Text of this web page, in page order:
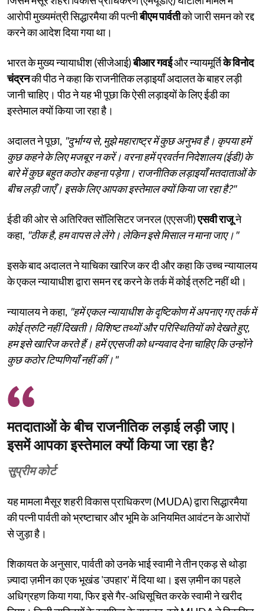
आरोपी मुख्यमंत्री सिद्धारमैया की पत्नीबीएम पार्वतीको जारी समन को रद्द
करने का आदेश दिया गया था।
भारत के मुख्य न्यायाधीश (सीजेआई)बीआर गवईऔर न्यायमूर्तिके विनोद
चंद्रनकी पीठ ने कहा कि राजनीतिक लड़ाइयाँ अदालत के बाहर लड़ी
जानी चाहिए। पीठ ने यह भी पूछा कि ऐसी लड़ाइयों के लिए ईडी का
इस्तेमाल क्यों किया जा रहा है।
अदालत ने पूछा, "दुर्भाग्य से, मुझे महाराष्ट्र में कुछ अनुभव है। कृपया हमें
कुछ कहने के लिए मजबूर न करें। वरना हमें प्रवर्तन निदेशालय (ईडी) के
बारे में कुछ बहुत कठोर कहना पड़ेगा। राजनीतिक लड़ाइयाँ मतदाताओं के
बीच लड़ी जाएँ। इसके लिए आपका इस्तेमाल क्यों किया जा रहा है?"
ईडी की ओर से अतिरिक्त सॉलिसिटर जनरल (एएसजी)एसवी राजूने
कहा, "ठीक है, हम वापस ले लेंगे। लेकिन इसे मिसाल न माना जाए।"
इसके बाद अदालत ने याचिका खारिज कर दी और कहा कि उच्च न्यायालय
के एकल न्यायाधीश द्वारा समन रद्द करने के तर्क में कोई त्रुटि नहीं थी।
न्यायालय ने कहा, "हमें एकल न्यायाधीश के दृष्टिकोण में अपनाए गए तर्क में
कोई त्रुटि नहीं दिखती। विशिष्ट तथ्यों और परिस्थितियों को देखते हुए,
हम इसे खारिज करते हैं। हमें एएसजी को धन्यवाद देना चाहिए कि उन्होंने
कुछ कठोर टिप्पणियाँ नहीं कीं।"
मतदाताओं के बीच राजनीतिक लड़ाई लड़ी जाए।
इसमें आपका इस्तेमाल क्यों किया जा रहा है?
सुप्रीम कोर्ट
यह मामला मैसूर शहरी विकास प्राधिकरण (MUDA) द्वारा सिद्धारमैया
की पत्नी पार्वती को भ्रष्टाचार और भूमि के अनियमित आवंटन के आरोपों
से जुड़ा है।
शिकायत के अनुसार, पार्वती को उनके भाई स्वामी ने तीन एकड़ से थोड़ा
ज़्यादा ज़मीन का एक भूखंड 'उपहार' में दिया था। इस ज़मीन का पहले
अधिग्रहण किया गया, फिर इसे गैर-अधिसूचित करके स्वामी ने खरीद